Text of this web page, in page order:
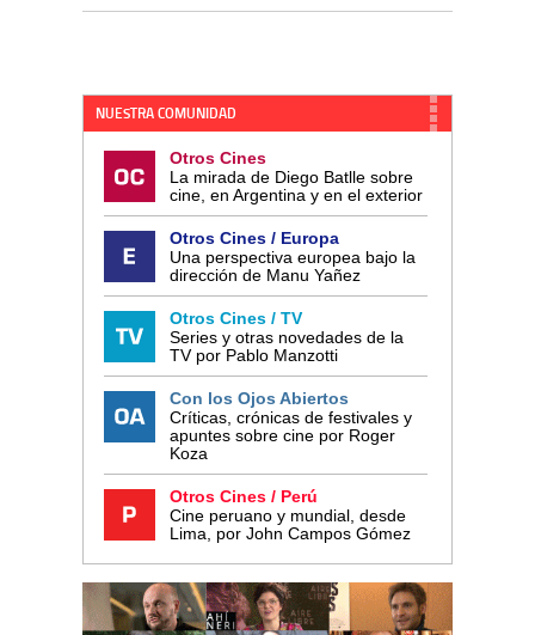
NUESTRA COMUNIDAD
Otros Cines
La mirada de Diego Batlle sobre
cine, en Argentina y en el exterior
Otros Cines / Europa
Una perspectiva europea bajo la
dirección de Manu Yañez
Otros Cines / TV
Series y otras novedades de la
TV por Pablo Manzotti
Con los Ojos Abiertos
Críticas, crónicas de festivales y
apuntes sobre cine por Roger
Koza
Otros Cines / Perú
Cine peruano y mundial, desde
Lima, por John Campos Gómez